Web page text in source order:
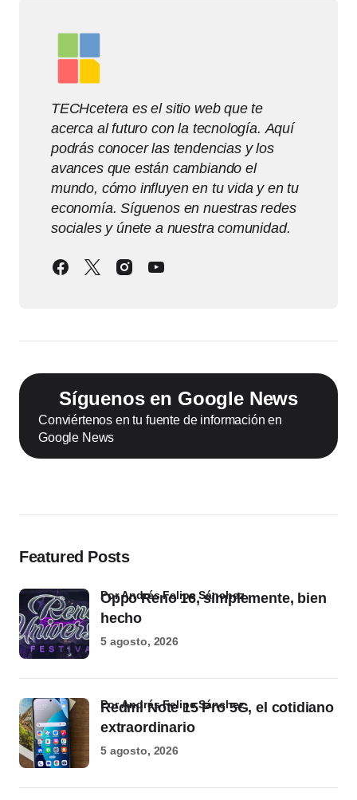
TECHcetera es el sitio web que te
acerca al futuro con la tecnología. Aquí
podrás conocer las tendencias y los
avances que están cambiando el
mundo, cómo influyen en tu vida y en tu
economía. Síguenos en nuestras redes
sociales y únete a nuestra comunidad.
Síguenos en Google News
Conviértenos en tu fuente de información en
Google News
Featured Posts
Oppo Reno 16, simplemente, bien
hecho
por Andrés Felipe Sánchez
5 agosto, 2026
Redmi Note 15 Pro 5G, el cotidiano
extraordinario
por Andrés Felipe Sánchez
5 agosto, 2026